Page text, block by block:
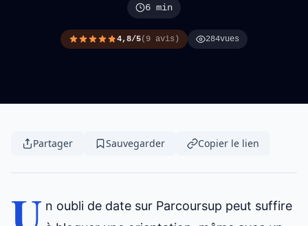
6 min
4,8/5(9 avis) 284vues
Partager Sauvegarder Copier le lien
n oubli de date sur Parcoursup peut suffire